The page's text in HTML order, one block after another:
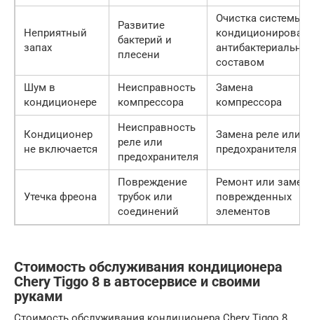
Неприятный
запах
Развитие
бактерий и
плесени
Очистка системы
составом
Шум в
кондиционере
Неисправность
компрессора
Замена
компрессора
Кондиционер
не включается
Неисправность
реле или
предохранителя
Замена реле или
предохранителя
Утечка фреона
Повреждение
трубок или
соединений
Ремонт или замена
поврежденных
элементов
Стоимость обслуживания кондиционера
Chery Tiggo 8 в автосервисе и своими
руками